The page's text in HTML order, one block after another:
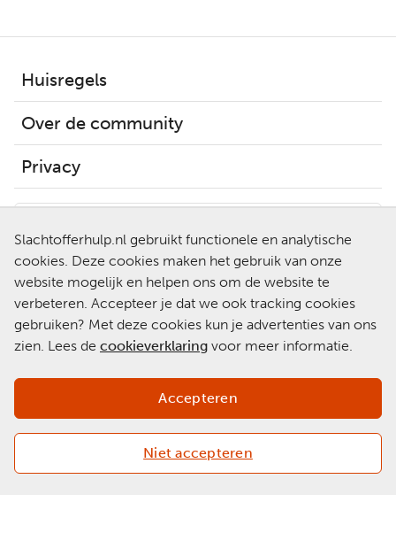
Slachtofferhulp.nl gebruikt functionele en analytische
cookies. Deze cookies maken het gebruik van onze
website mogelijk en helpen ons om de website te
verbeteren. Accepteer je dat we ook tracking cookies
gebruiken? Met deze cookies kun je advertenties van ons
zien. Lees de cookieverklaring voor meer informatie.
Niet accepteren
Accepteren
–
me
voor?
Huisregels
Over de community
Privacy
Hulp nodig?
Neem contact op met een
van onze medewerkers.
0900-0101
Ga naar
Slachtofferhulp.nl
medewerker